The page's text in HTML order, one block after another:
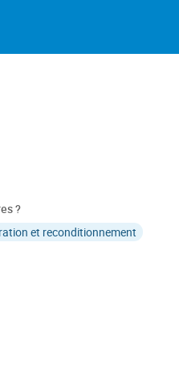
?
et reconditionnement